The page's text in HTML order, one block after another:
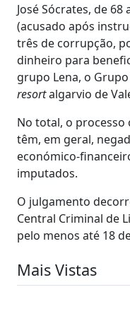
José Sócrates, de
(acusado após
três de corrupção,
dinheiro para
grupo Lena, o
resortalgarvio de
No total, o processo
têm, em geral,
económico-
imputados.
O julgamento
Central Criminal de
pelo menos até 18
Mais Vistas